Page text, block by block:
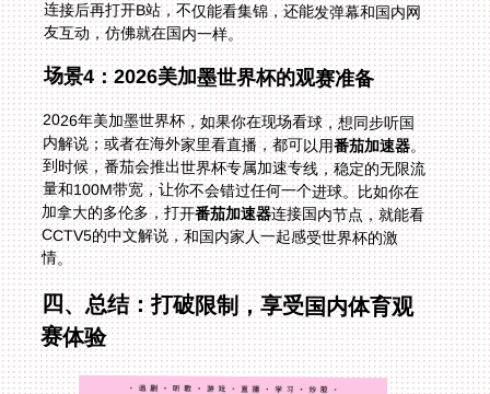
友互动，仿佛就在国内一样。
场景4：2026美加墨世界杯的观赛准备
2026年美加墨世界杯，如果你在现场看球，想同步听国
内解说；或者在海外家里看直播，都可以用番茄加速器。
到时候，番茄会推出世界杯专属加速专线，稳定的无限流
量和100M带宽，让你不会错过任何一个进球。比如你在
加拿大的多伦多，打开番茄加速器连接国内节点，就能看
CCTV5的中文解说，和国内家人一起感受世界杯的激
情。
四、总结：打破限制，享受国内体育观
赛体验